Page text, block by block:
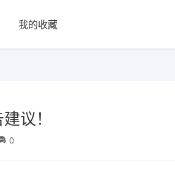
我的收藏
议！
0